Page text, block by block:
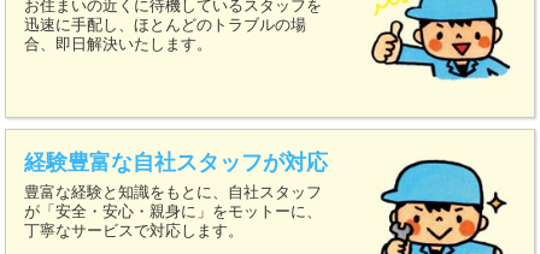
お住まいの近くに待機しているスタッフを
迅速に手配し、ほとんどのトラブルの場
合、即日解決いたします。
経験豊富な自社スタッフが対応
豊富な経験と知識をもとに、自社スタッフ
が「安全・安心・親身に」をモットーに、
丁寧なサービスで対応します。